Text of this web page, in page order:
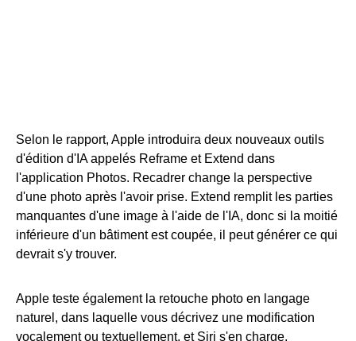
Selon le rapport, Apple introduira deux nouveaux outils
d'édition d'IA appelés Reframe et Extend dans
l'application Photos. Recadrer change la perspective
d'une photo après l'avoir prise. Extend remplit les parties
manquantes d'une image à l'aide de l'IA, donc si la moitié
inférieure d'un bâtiment est coupée, il peut générer ce qui
devrait s'y trouver.
Apple teste également la retouche photo en langage
naturel, dans laquelle vous décrivez une modification
vocalement ou textuellement, et Siri s'en charge.